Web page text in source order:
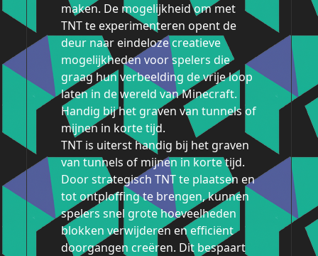
maken. De mogelijkheid om met
TNT te experimenteren opent de
deur naar eindeloze creatieve
mogelijkheden voor spelers die
graag hun verbeelding de vrije loop
laten in de wereld van Minecraft.
Handig bij het graven van tunnels of
mijnen in korte tijd.
TNT is uiterst handig bij het graven
van tunnels of mijnen in korte tijd.
Door strategisch TNT te plaatsen en
tot ontploffing te brengen, kunnen
spelers snel grote hoeveelheden
blokken verwijderen en efficiënt
doorgangen creëren. Dit bespaart